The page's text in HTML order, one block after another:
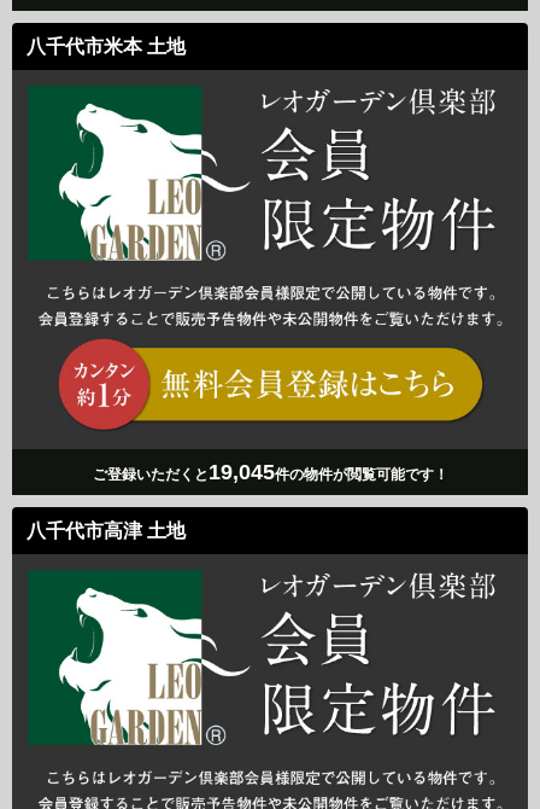
八千代市米本 土地
ご登録いただくと 19,045件の物件が閲覧可能です！
八千代市高津 土地